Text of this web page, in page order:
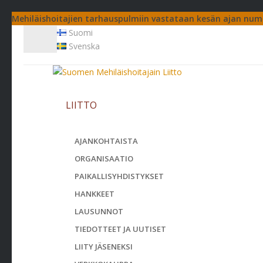
Mehiläishoitajien tarhauspulmiin vastataan kesän ajan
Suomi
Svenska
LIITTO
AJANKOHTAISTA
ORGANISAATIO
PAIKALLISYHDISTYKSET
HANKKEET
LAUSUNNOT
TIEDOTTEET JA UUTISET
LIITY JÄSENEKSI